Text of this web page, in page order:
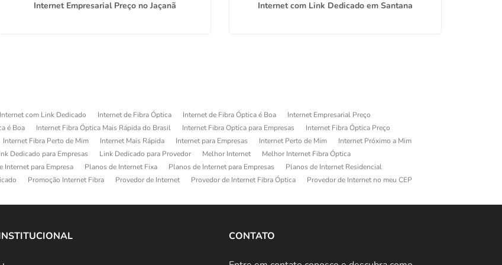
Internet Empresarial Preço no Jaçanã Internet com Link Dedicado em Santana
Internet com Link Dedicado Internet de Fibra Óptica Internet de Fibra Óptica é Boa
Internet Empresarial Preço
é Boa Internet Fibra Óptica Mais Rápida do Brasil Internet Fibra Optica para Empresas
Internet Fibra Óptica Preço
Internet Fibra Perto de Mim Internet Mais Rápida Internet para Empresas Internet Perto de Mim
Internet Próximo a Mim
Dedicado para Empresas Link Dedicado para Provedor Melhor Internet
Melhor Internet Fibra Óptica
Internet para Empresa Planos de Internet Fixa Planos de Internet para Empresas
Planos de Internet Residencial
Promoção Internet Fibra Provedor de Internet Provedor de Internet Fibra Óptica
Provedor de Internet no meu CEP
CONTATO